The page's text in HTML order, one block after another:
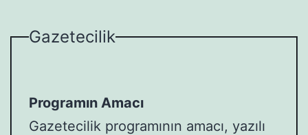
Gazetecilik
Programın Amacı
Gazetecilik programının amacı, yazılı